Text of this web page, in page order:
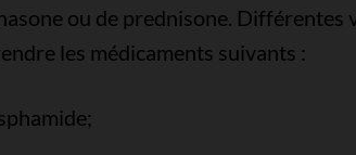
ou de prednisone.
les médicaments suivants :